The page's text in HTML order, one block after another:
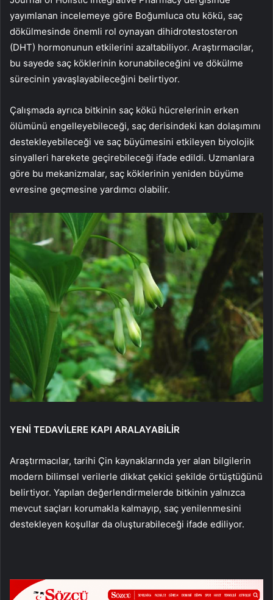
yayımlanan incelemeye göre Boğumluca otu kökü, saç
dökülmesinde önemli rol oynayan dihidrotestosteron
(DHT) hormonunun etkilerini azaltabiliyor. Araştırmacılar,
bu sayede saç köklerinin korunabileceğini ve dökülme
sürecinin yavaşlayabileceğini belirtiyor.
Çalışmada ayrıca bitkinin saç kökü hücrelerinin erken
ölümünü engelleyebileceği, saç derisindeki kan dolaşımını
destekleyebileceği ve saç büyümesini etkileyen biyolojik
sinyalleri harekete geçirebileceği ifade edildi. Uzmanlara
göre bu mekanizmalar, saç köklerinin yeniden büyüme
evresine geçmesine yardımcı olabilir.
YENİ TEDAVİLERE KAPI ARALAYABİLİR
Araştırmacılar, tarihi Çin kaynaklarında yer alan bilgilerin
modern bilimsel verilerle dikkat çekici şekilde örtüştüğünü
belirtiyor. Yapılan değerlendirmelerde bitkinin yalnızca
mevcut saçları korumakla kalmayıp, saç yenilenmesini
destekleyen koşullar da oluşturabileceği ifade ediliyor.